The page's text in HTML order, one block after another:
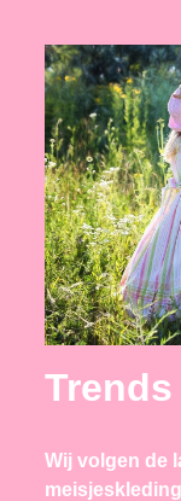
Wij volgen de